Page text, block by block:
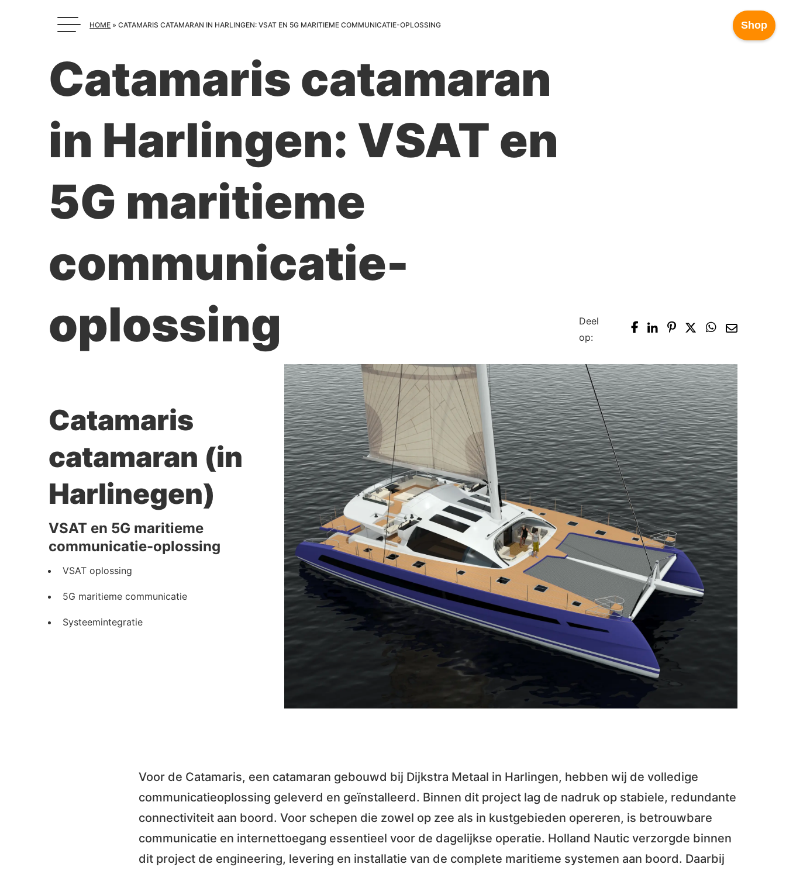
HOME »CATAMARIS CATAMARAN IN HARLINGEN: VSAT EN 5G MARITIEME COMMUNICATIE-OPLOSSING
Catamaris catamaran
in Harlingen: VSAT en
5G maritieme
communicatie-
oplossing
Deel
op:
Catamaris
catamaran (in
Harlinegen)
VSAT en 5G maritieme
communicatie-oplossing
VSAT oplossing
5G maritieme communicatie
Systeemintegratie
Voor de Catamaris, een catamaran gebouwd bij Dijkstra Metaal in Harlingen, hebben wij de volledige
communicatieoplossing geleverd en geïnstalleerd. Binnen dit project lag de nadruk op stabiele, redundante
connectiviteit aan boord. Voor schepen die zowel op zee als in kustgebieden opereren, is betrouwbare
communicatie en internettoegang essentieel voor de dagelijkse operatie. Holland Nautic verzorgde binnen
dit project de engineering, levering en installatie van de complete maritieme systemen aan boord. Daarbij
Shop